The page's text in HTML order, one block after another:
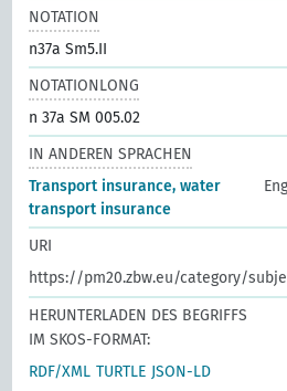
NOTATION
n37a Sm5.II
NOTATIONLONG
n 37a SM 005.02
IN ANDEREN SPRACHEN
Transport insurance, water
transport insurance
URI
https://pm20.zbw.eu/category/
HERUNTERLADEN DES BEGRIFFS
IM SKOS-FORMAT:
RDF/XML TURTLE JSON-LD